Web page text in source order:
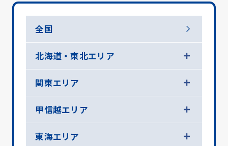
全国
北海道・東北エリア
関東エリア
甲信越エリア
東海エリア